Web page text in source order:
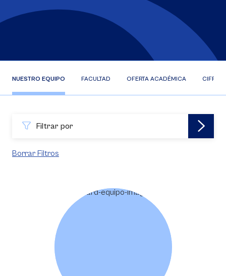
NUESTRO EQUIPO FACULTAD OFERTA ACADÉMICA CIFRAS
Filtrar por
Borrar Filtros